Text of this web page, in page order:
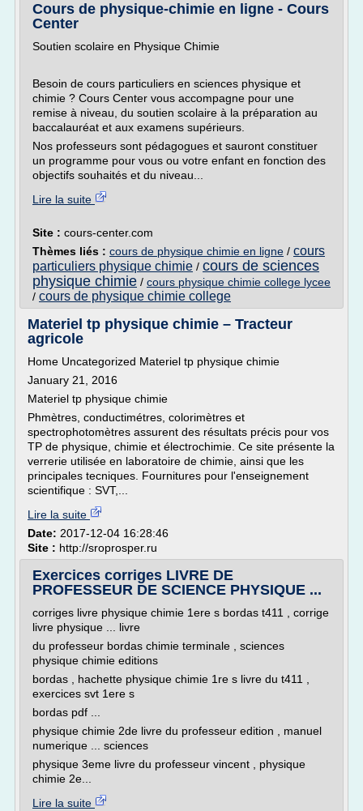
Cours de physique-chimie en ligne - Cours
Center
Soutien scolaire en Physique Chimie
Besoin de cours particuliers en sciences physique et
chimie ? Cours Center vous accompagne pour une
remise à niveau, du soutien scolaire à la préparation au
baccalauréat et aux examens supérieurs.
Nos professeurs sont pédagogues et sauront constituer
un programme pour vous ou votre enfant en fonction des
objectifs souhaités et du niveau...
Lire la suite
Site : cours-center.com
Thèmes liés : cours de physique chimie en ligne / cours
particuliers physique chimie / cours de sciences
physique chimie / cours physique chimie college lycee
/ cours de physique chimie college
Materiel tp physique chimie – Tracteur
agricole
Home Uncategorized Materiel tp physique chimie
January 21, 2016
Materiel tp physique chimie
Phmètres, conductimétres, colorimètres et
spectrophotomètres assurent des résultats précis pour vos
TP de physique, chimie et électrochimie. Ce site présente la
verrerie utilisée en laboratoire de chimie, ainsi que les
principales tecniques. Fournitures pour l'enseignement
scientifique : SVT,...
Lire la suite
Date: 2017-12-04 16:28:46
Site : http://sroprosper.ru
Exercices corriges LIVRE DE
PROFESSEUR DE SCIENCE PHYSIQUE ...
corriges livre physique chimie 1ere s bordas t411 , corrige
livre physique ... livre
du professeur bordas chimie terminale , sciences
physique chimie editions
bordas , hachette physique chimie 1re s livre du t411 ,
exercices svt 1ere s
bordas pdf ...
physique chimie 2de livre du professeur edition , manuel
numerique ... sciences
physique 3eme livre du professeur vincent , physique
chimie 2e...
Lire la suite